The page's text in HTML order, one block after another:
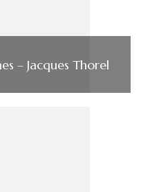
– Jacques Thorel